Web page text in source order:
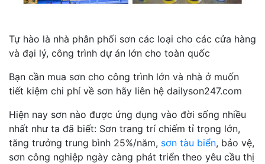
Tự hào là nhà phân phối sơn các loại cho các cửa hàng
và đại lý, công trình dự án lớn cho toàn quốc
Bạn cần mua sơn cho công trình lớn và nhà ở muốn
tiết kiệm chi phí về sơn hãy liên hệ dailyson247.com
Hiện nay sơn nào được ứng dụng vào đời sống nhiều
nhất như ta đã biết: Sơn trang trí chiếm tỉ trọng lớn,
tăng trưởng trung bình 25%/năm, sơn tàu biển, bảo vệ,
sơn công nghiệp ngày càng phát triển theo yêu cầu thị